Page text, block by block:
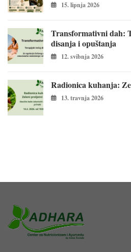
15. lipnja 2026
Transformativni dah:
disanja i opuštanja
12. svibnja 2026
Radionica kuhanja:
13. travnja 2026